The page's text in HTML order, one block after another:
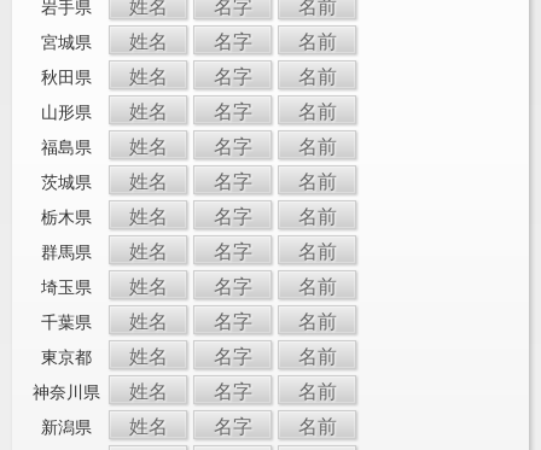
岩手県 姓名 名字 名前
宮城県 姓名 名字 名前
秋田県 姓名 名字 名前
山形県 姓名 名字 名前
福島県 姓名 名字 名前
茨城県 姓名 名字 名前
栃木県 姓名 名字 名前
群馬県 姓名 名字 名前
埼玉県 姓名 名字 名前
千葉県 姓名 名字 名前
東京都 姓名 名字 名前
神奈川県 姓名 名字 名前
新潟県 姓名 名字 名前